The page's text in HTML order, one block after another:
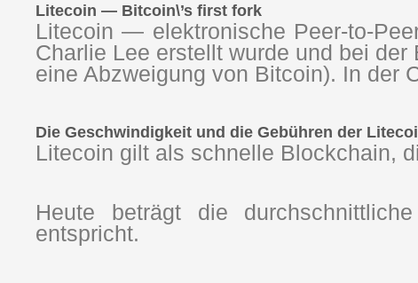
Litecoin — Bitcoin\’s first fork
Litecoin — elektronische Peer-to-
Charlie Lee erstellt wurde und bei
eine Abzweigung von Bitcoin). In der
Die Geschwindigkeit und die Gebühren der
Litecoin gilt als schnelle Blockchain,
Heute beträgt die
entspricht.